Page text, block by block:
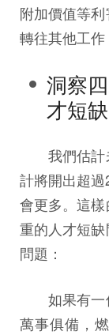
附加價值等
轉往其他工作
洞察
才短
我們估計
計將開出超
會更多。這
重的人才短
問題：
如果有一
萬事俱備，